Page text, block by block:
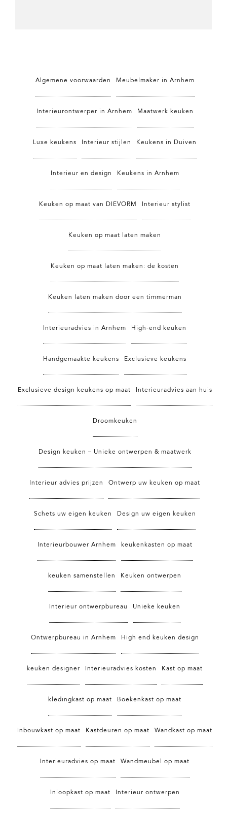
Algemene voorwaarden Meubelmaker in Arnhem
Interieurontwerper in Arnhem Maatwerk keuken
Luxe keukens Interieur stijlen Keukens in Duiven
Interieur en design Keukens in Arnhem
Keuken op maat van DIEVORM Interieur stylist
Keuken op maat laten maken
Keuken op maat laten maken: de kosten
Keuken laten maken door een timmerman
Interieuradvies in Arnhem High-end keuken
Handgemaakte keukens Exclusieve keukens
Exclusieve design keukens op maat Interieuradvies aan huis
Droomkeuken
Design keuken – Unieke ontwerpen & maatwerk
Interieur advies prijzen Ontwerp uw keuken op maat
Schets uw eigen keuken Design uw eigen keuken
Interieurbouwer Arnhem keukenkasten op maat
keuken samenstellen Keuken ontwerpen
Interieur ontwerpbureau Unieke keuken
Ontwerpbureau in Arnhem High end keuken design
keuken designer Interieuradvies kosten Kast op maat
kledingkast op maat Boekenkast op maat
Inbouwkast op maat Kastdeuren op maat Wandkast op maat
Interieuradvies op maat Wandmeubel op maat
Inloopkast op maat Interieur ontwerpen